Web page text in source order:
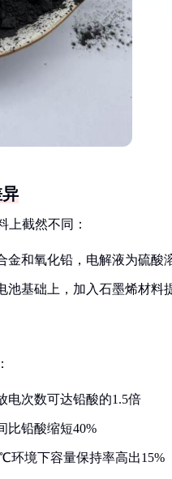
上截然不同：
金和氧化铅，电解液为硫酸
池基础上，加入石墨烯材料
电次数可达铅酸的1.5倍
比铅酸缩短40%
环境下容量保持率高出15%